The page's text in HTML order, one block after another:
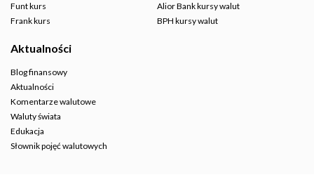
Funt kurs
Frank kurs
Alior Bank kursy walut
BPH kursy walut
Aktualności
Blog finansowy
Aktualności
Komentarze walutowe
Waluty świata
Edukacja
Słownik pojęć walutowych